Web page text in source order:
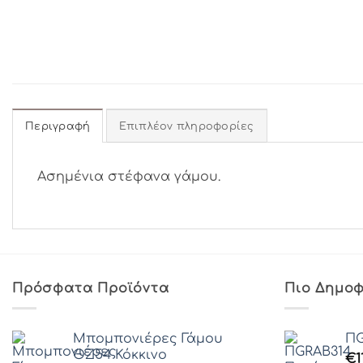
Περιγραφή Επιπλέον πληροφορίες
Ασημένια στέφανα γάμου.
Πρόσφατα Προϊόντα
Μπομπονιέρες Γάμου
ΘZ54 Κόκκινο
Πιο
€